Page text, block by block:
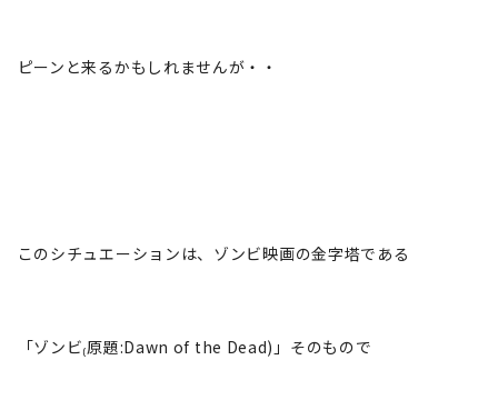
ピーンと来るかもしれませんが・・
このシチュエーションは、ゾンビ映画の金字塔である
「ゾンビ₍原題:Dawn of the Dead)」そのもので